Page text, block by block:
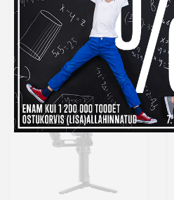
1 359 €
Kuumakse al. 46,32 €
Laos
-4%